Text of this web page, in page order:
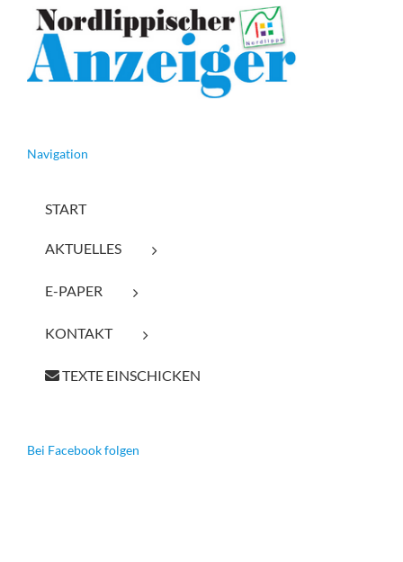
Navigation
START
AKTUELLES
E-PAPER
KONTAKT
TEXTE EINSCHICKEN
Bei Facebook folgen